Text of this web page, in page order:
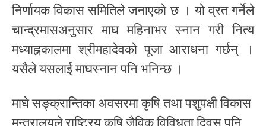
निर्णायक विकास समितिले जनाएको छ । यो व्रत गर्नेले
चान्द्रमासअनुसार माघ महिनाभर स्नान गरी नित्य
मध्याह्नकालमा श्रीमहादेवको पूजा आराधना गर्छन् ।
यसैले यसलाई माघस्नान पनि भनिन्छ ।
माघे सङ्क्रान्तिका अवसरमा कृषि तथा पशुपक्षी विकास
मन्त्रालयले राष्ट्रिय कृषि जैविक विविधता दिवस पनि